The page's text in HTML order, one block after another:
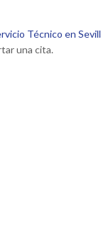
Técnico en
una cita.
dejó de